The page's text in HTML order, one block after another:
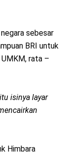
sebesar
BRI untuk
rata –
isinya layar
Himbara